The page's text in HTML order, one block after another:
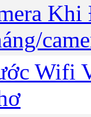
Wifi